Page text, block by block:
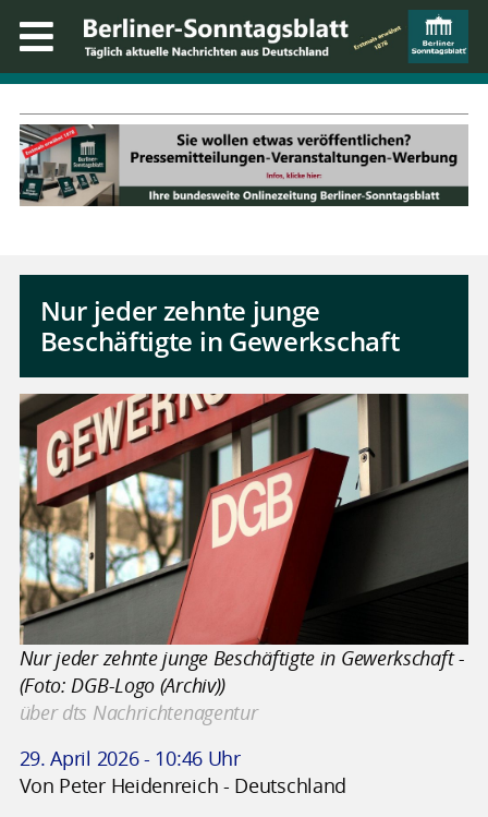
Nur jeder zehnte junge
Beschäftigte in Gewerkschaft
Nur jeder zehnte junge Beschäftigte in Gewerkschaft -
(Foto: DGB-Logo (Archiv))
über dts Nachrichtenagentur
29. April 2026 - 10:46 Uhr
Von Peter Heidenreich - Deutschland